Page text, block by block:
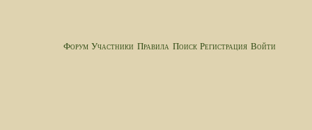
Форум Участники Правила Поиск Регистрация Войти